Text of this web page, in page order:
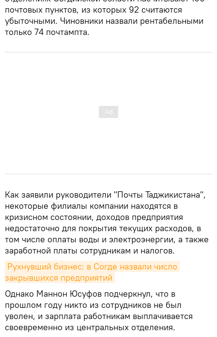
почтовых пунктов, из которых 92 считаются
убыточными. Чиновники назвали рентабельными
только 74 почтампта.
Как заявили руководители "Почты Таджикистана",
некоторые филиалы компании находятся в
кризисном состоянии, доходов предприятия
недостаточно для покрытия текущих расходов, в
том числе оплаты воды и электроэнергии, а также
заработной платы сотрудникам и налогов.
Рухнувший бизнес: в Согде назвали число
закрывшихся предприятий
Однако Маннон Юсуфов подчеркнул, что в
прошлом году никто из сотрудников не был
уволен, и зарплата работникам выплачивается
своевременно из центральных отделения.